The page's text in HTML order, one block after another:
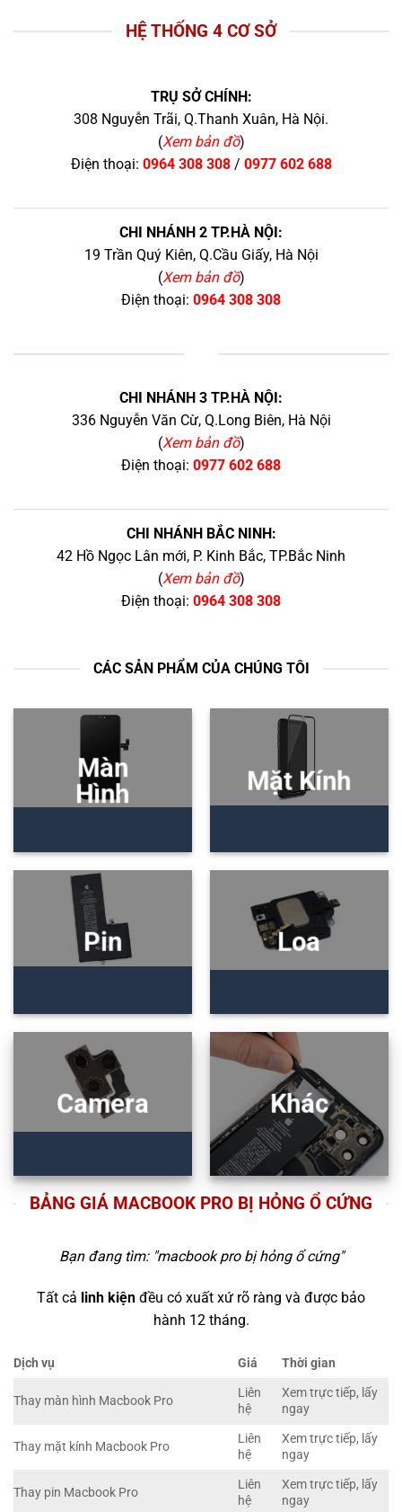
HỆ THỐNG 4 CƠ SỞ
TRỤ SỞ CHÍNH:
308 Nguyễn Trãi, Q.Thanh Xuân, Hà Nội.
(Xem bản đồ)
Điện thoại: 0964 308 308/ 0977 602 688
CHI NHÁNH 2 TP.HÀ NỘI:
19 Trần Quý Kiên, Q.Cầu Giấy, Hà Nội
(Xem bản đồ)
Điện thoại: 0964 308 308
CHI NHÁNH 3 TP.HÀ NỘI:
336 Nguyễn Văn Cừ, Q.Long Biên, Hà Nội
(Xem bản đồ)
Điện thoại: 0977 602 688
CHI NHÁNH BẮC NINH:
42 Hồ Ngọc Lân mới, P. Kinh Bắc, TP.Bắc Ninh
(Xem bản đồ)
Điện thoại: 0964 308 308
CÁC SẢN PHẨM CỦA CHÚNG TÔI
Màn
Hình
Mặt Kính
Pin Loa
Camera Khác
BẢNG GIÁ MACBOOK PRO BỊ HỎNG Ổ CỨNG
Bạn đang tìm: "macbook pro bị hỏng ổ cứng"
Tất cả linh kiện đều có xuất xứ rõ ràng và được bảo
hành 12 tháng.
Dịch vụ Giá Thời gian
Thay màn hình Macbook Pro
Liên
hệ
Xem trực tiếp, lấy
ngay
Thay mặt kính Macbook Pro
Liên
hệ
Xem trực tiếp, lấy
ngay
Thay pin Macbook Pro
Liên
hệ
Xem trực tiếp, lấy
ngay